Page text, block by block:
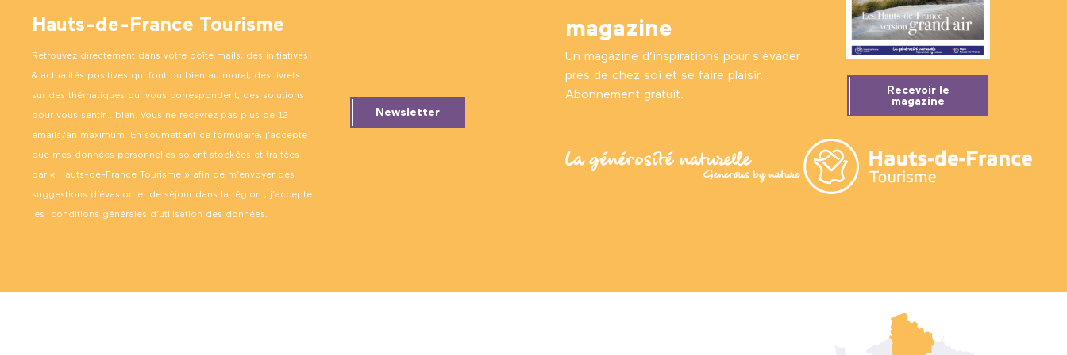
Hauts-de-France Tourisme
Retrouvez directement dans votre boîte mails, des initiatives
& actualités positives qui font du bien au moral, des livrets
sur des thématiques qui vous correspondent, des solutions
pour vous sentir… bien. Vous ne recevrez pas plus de 12
emails/an maximum. En soumettant ce formulaire, j’accepte
que mes données personnelles soient stockées et traitées
par « Hauts-de-France Tourisme » afin de m’envoyer des
suggestions d’évasion et de séjour dans la région ; j’accepte
les conditions générales d’utilisation des données.
Newsletter
magazine
Un magazine d’inspirations pour s'évader
près de chez soi et se faire plaisir.
Abonnement gratuit.
Recevoir le
magazine